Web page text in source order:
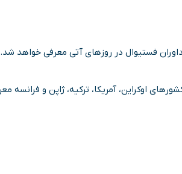
فستیوال در روزهای آتی معرفی خواهد شد.